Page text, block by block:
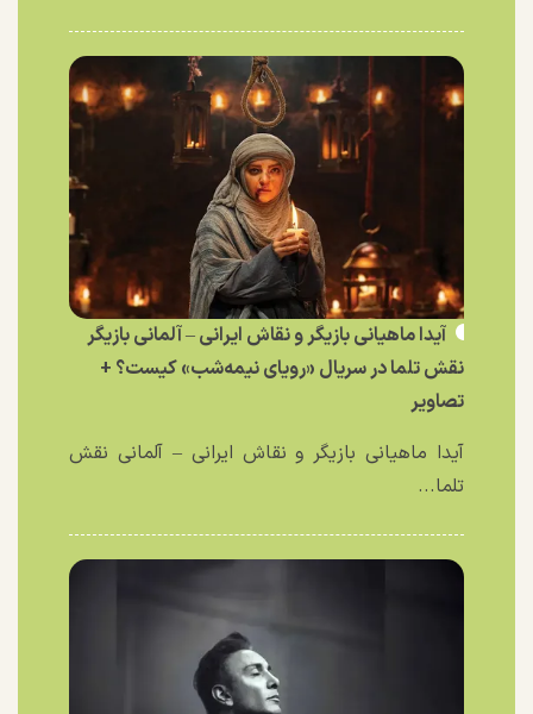
آیدا ماهیانی بازیگر و نقاش ایرانی – آلمانی بازیگر
نقش تلما در سریال «رویای نیمه‌شب» کیست؟ +
تصاویر
آیدا ماهیانی بازیگر و نقاش ایرانی – آلمانی نقش
تلما...